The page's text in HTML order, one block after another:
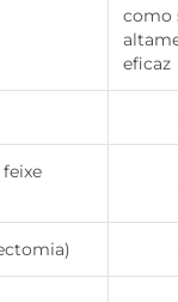
como
eficaz